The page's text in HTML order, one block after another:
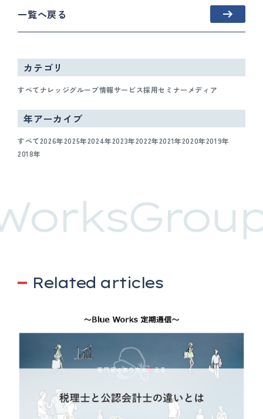
一覧へ戻る
カテゴリ
すべてナレッジグループ情報サービス採用セミナー メディア
年アーカイブ
すべて2026年2025年2024年2023年2022年2021年2020年2019年
2018年
Related articles